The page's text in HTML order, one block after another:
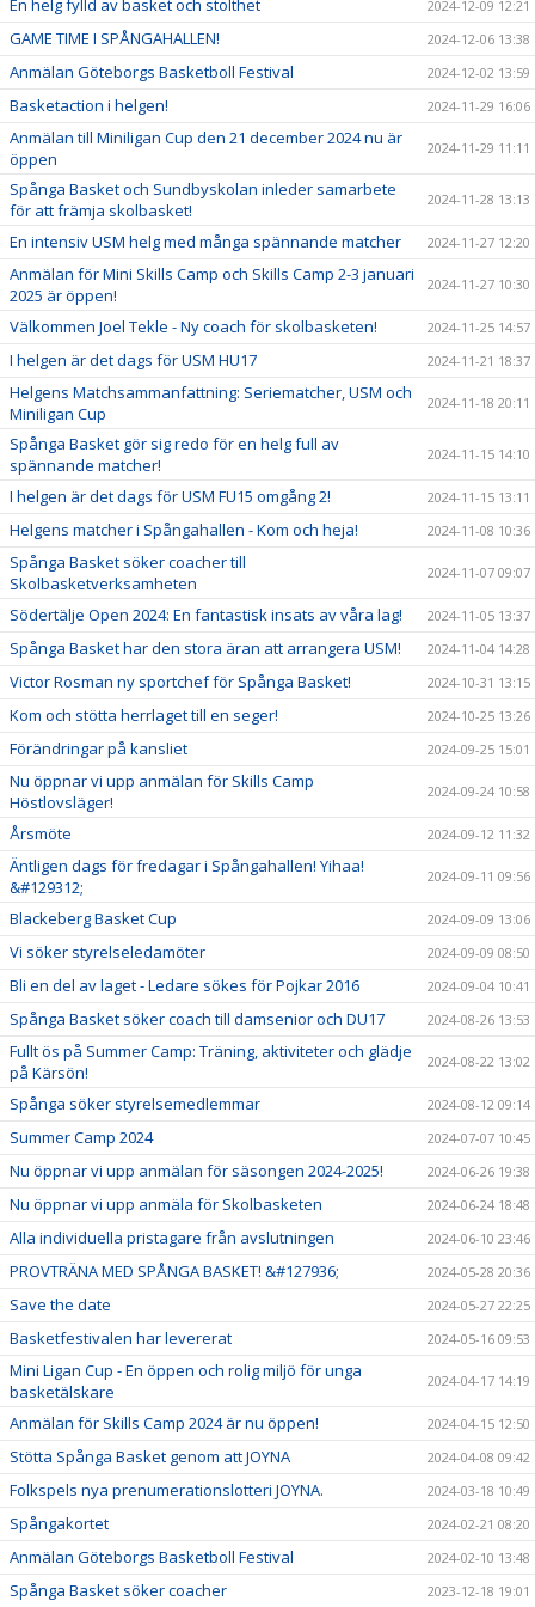
En helg fylld av basket och stolthet 2024-12-09 12:21
GAME TIME I SPÅNGAHALLEN! 2024-12-06 13:38
Anmälan Göteborgs Basketboll Festival 2024-12-02 13:59
Basketaction i helgen! 2024-11-29 16:06
Anmälan till Miniligan Cup den 21 december 2024 nu är
öppen
2024-11-29 11:11
Spånga Basket och Sundbyskolan inleder samarbete
för att främja skolbasket!
2024-11-28 13:13
En intensiv USM helg med många spännande matcher 2024-11-27 12:20
Anmälan för Mini Skills Camp och Skills Camp 2-3 januari
2025 är öppen!
2024-11-27 10:30
Välkommen Joel Tekle - Ny coach för skolbasketen! 2024-11-25 14:57
I helgen är det dags för USM HU17 2024-11-21 18:37
Helgens Matchsammanfattning: Seriematcher, USM och
Miniligan Cup
2024-11-18 20:11
Spånga Basket gör sig redo för en helg full av
spännande matcher!
2024-11-15 14:10
I helgen är det dags för USM FU15 omgång 2! 2024-11-15 13:11
Helgens matcher i Spångahallen - Kom och heja! 2024-11-08 10:36
Spånga Basket söker coacher till
Skolbasketverksamheten
2024-11-07 09:07
Södertälje Open 2024: En fantastisk insats av våra lag! 2024-11-05 13:37
Spånga Basket har den stora äran att arrangera USM! 2024-11-04 14:28
Victor Rosman ny sportchef för Spånga Basket! 2024-10-31 13:15
Kom och stötta herrlaget till en seger! 2024-10-25 13:26
Förändringar på kansliet 2024-09-25 15:01
Nu öppnar vi upp anmälan för Skills Camp
Höstlovsläger!
2024-09-24 10:58
Årsmöte 2024-09-12 11:32
Äntligen dags för fredagar i Spångahallen! Yihaa!
&#129312;
2024-09-11 09:56
Blackeberg Basket Cup 2024-09-09 13:06
Vi söker styrelseledamöter 2024-09-09 08:50
Bli en del av laget - Ledare sökes för Pojkar 2016 2024-09-04 10:41
Spånga Basket söker coach till damsenior och DU17 2024-08-26 13:53
Fullt ös på Summer Camp: Träning, aktiviteter och glädje
på Kärsön!
2024-08-22 13:02
Spånga söker styrelsemedlemmar 2024-08-12 09:14
Summer Camp 2024 2024-07-07 10:45
Nu öppnar vi upp anmälan för säsongen 2024-2025! 2024-06-26 19:38
Nu öppnar vi upp anmäla för Skolbasketen 2024-06-24 18:48
Alla individuella pristagare från avslutningen 2024-06-10 23:46
PROVTRÄNA MED SPÅNGA BASKET! &#127936; 2024-05-28 20:36
Save the date 2024-05-27 22:25
Basketfestivalen har levererat 2024-05-16 09:53
Mini Ligan Cup - En öppen och rolig miljö för unga
basketälskare
2024-04-17 14:19
Anmälan för Skills Camp 2024 är nu öppen! 2024-04-15 12:50
Stötta Spånga Basket genom att JOYNA 2024-04-08 09:42
Folkspels nya prenumerationslotteri JOYNA. 2024-03-18 10:49
Spångakortet 2024-02-21 08:20
Anmälan Göteborgs Basketboll Festival 2024-02-10 13:48
Spånga Basket söker coacher 2023-12-18 19:01